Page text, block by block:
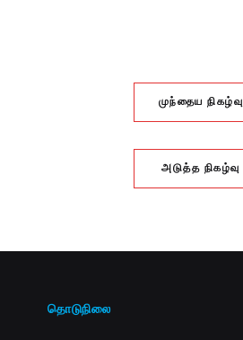
முந்தைய நிகழ்வு
அடுத்த நிகழ்வு
தொடுநிலை